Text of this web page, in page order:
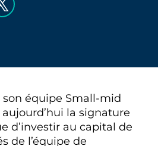
son équipe Small-mid
la signature
d’investir au capital de
de l’équipe de